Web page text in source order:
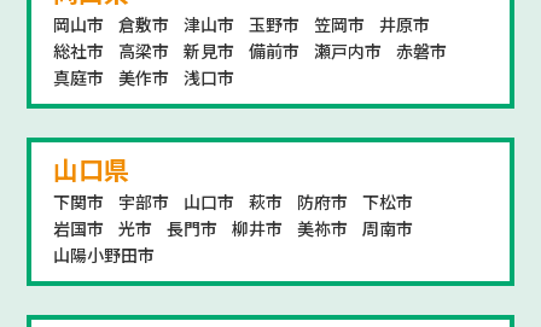
岡山市 倉敷市 津山市 玉野市 笠岡市
井原市
総社市
高梁市 新見市 備前市 瀬戸内市
赤磐市
真庭市
美作市 浅口市
山口県
下関市 宇部市 山口市 萩市 防府市
下松市
岩国市
光市 長門市 柳井市 美祢市
周南市
山陽小野田市